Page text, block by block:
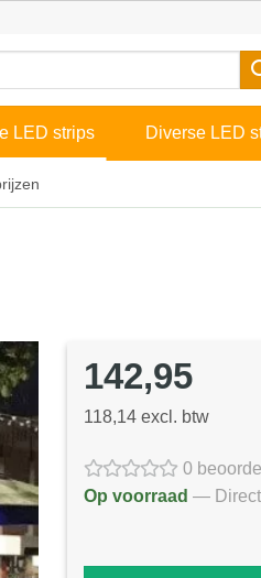
LED strips Diverse LED
142,95
118,14 excl. btw
0
Op voorraad — Direct